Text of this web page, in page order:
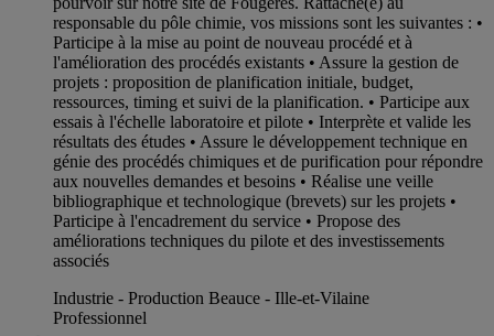
responsable du pôle chimie, vos missions sont les suivantes : •
Participe à la mise au point de nouveau procédé et à
l'amélioration des procédés existants • Assure la gestion de
projets : proposition de planification initiale, budget,
ressources, timing et suivi de la planification. • Participe aux
essais à l'échelle laboratoire et pilote • Interprète et valide les
résultats des études • Assure le développement technique en
génie des procédés chimiques et de purification pour répondre
aux nouvelles demandes et besoins • Réalise une veille
bibliographique et technologique (brevets) sur les projets •
Participe à l'encadrement du service • Propose des
améliorations techniques du pilote et des investissements
associés
Industrie - Production Beauce - Ille-et-Vilaine
Professionnel